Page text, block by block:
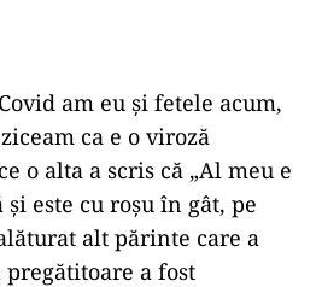
am eu și fetele acum,
ca e o viroză
o alta a scris că „Al meu e
și este cu roșu în gât, pe
alt părinte care a
pregătitoare a fost